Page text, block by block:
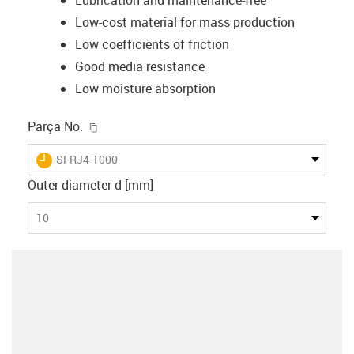
Low-cost material for mass production
Low coefficients of friction
Good media resistance
Low moisture absorption
Parça No.
igus-icon-lieferzeit
SFRJ4-1000
Outer diameter d [mm]
10